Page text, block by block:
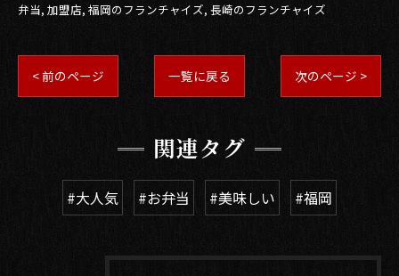
弁当 加盟店 福岡のフランチャイズ 長崎のフランチャイズ
< 前のページ 一覧に戻る 次のページ >
関連タグ
#大人気 #お弁当 #美味しい #福岡